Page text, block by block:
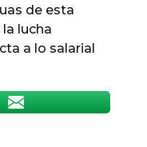
de esta
lucha
a lo salarial